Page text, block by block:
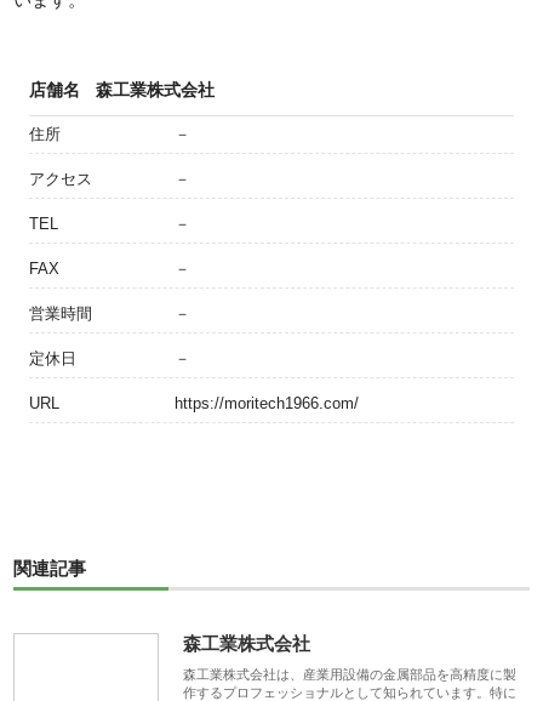
店舗名 森工業株式会社
住所 －
アクセス －
TEL －
FAX －
営業時間 －
定休日 －
URL https://moritech1966.com/
関連記事
森工業株式会社
森工業株式会社は、産業用設備の金属部品を高精度に製
作するプロフェッショナルとして知られています。特に